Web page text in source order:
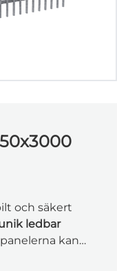
och säkert
ledbar
kan
ger en